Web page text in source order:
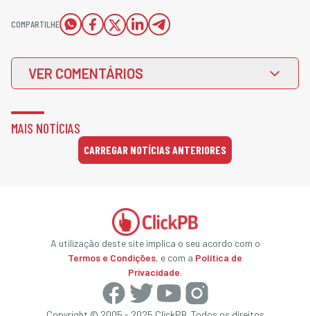
COMPARTILHE
VER COMENTÁRIOS
MAIS NOTÍCIAS
CARREGAR NOTÍCIAS ANTERIORES
A utilização deste site implica o seu acordo com o
Termos e Condições, e com a Política de
Privacidade.